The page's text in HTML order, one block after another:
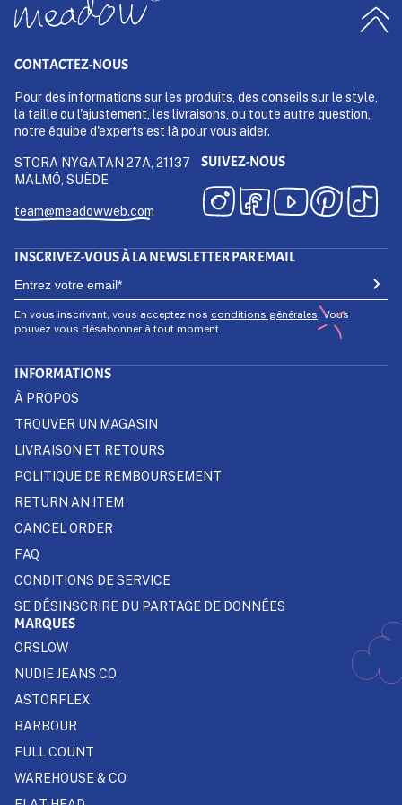
CONTACTEZ-NOUS
Pour des informations sur les produits, des conseils sur le style,
la taille ou l'ajustement, les livraisons, ou toute autre question,
notre équipe d'experts est là pour vous aider.
STORA NYGATAN 27A, 21137
MALMÖ, SUÈDE
team@meadowweb.com
SUIVEZ-NOUS
INSCRIVEZ-VOUS À LA NEWSLETTER PAR EMAIL
En vous inscrivant, vous acceptez nos conditions générales . Vous
pouvez vous désabonner à tout moment.
INFORMATIONS
À PROPOS
TROUVER UN MAGASIN
LIVRAISON ET RETOURS
POLITIQUE DE REMBOURSEMENT
RETURN AN ITEM
CANCEL ORDER
FAQ
CONDITIONS DE SERVICE
SE DÉSINSCRIRE DU PARTAGE DE DONNÉES
MARQUES
ORSLOW
NUDIE JEANS CO
ASTORFLEX
BARBOUR
FULL COUNT
WAREHOUSE & CO